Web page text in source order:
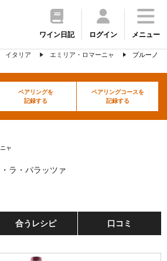
ワイン日記 ログイン メニュー
イタリア エミリア・ロマーニャ プルーノ
ペアリングを
記録する
ペアリングコースを
記録する
ャ
ラ・パラッツァ
合うレシピ 口コミ